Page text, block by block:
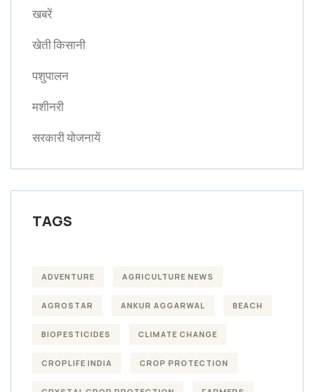
खबरें
खेती किसानी
पशुपालन
मशीनरी
सरकारी योजनायें
TAGS
ADVENTURE AGRICULTURE NEWS
AGROSTAR ANKUR AGGARWAL BEACH
BIOPESTICIDES CLIMATE CHANGE
CROPLIFE INDIA CROP PROTECTION